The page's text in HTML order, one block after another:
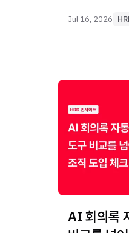
Jul 16, 2026
AI 회의록